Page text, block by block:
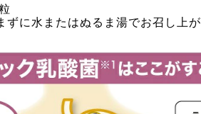
ずに水またはぬるま湯でお召し上が